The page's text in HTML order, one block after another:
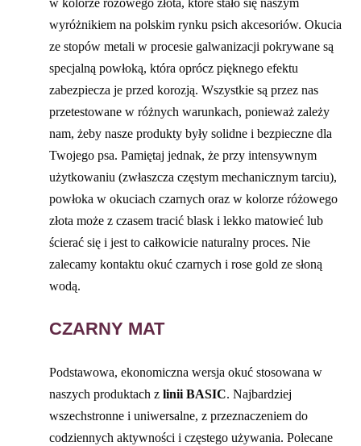
w kolorze różowego złota, które stało się naszym
wyróżnikiem na polskim rynku psich akcesoriów. Okucia
ze stopów metali w procesie galwanizacji pokrywane są
specjalną powłoką, która oprócz pięknego efektu
zabezpiecza je przed korozją. Wszystkie są przez nas
przetestowane w różnych warunkach, ponieważ zależy
nam, żeby nasze produkty były solidne i bezpieczne dla
Twojego psa. Pamiętaj jednak, że przy intensywnym
użytkowaniu (zwłaszcza częstym mechanicznym tarciu),
powłoka w okuciach czarnych oraz w kolorze różowego
złota może z czasem tracić blask i lekko matowieć lub
ścierać się i jest to całkowicie naturalny proces. Nie
zalecamy kontaktu okuć czarnych i rose gold ze słoną
wodą.
CZARNY MAT
Podstawowa, ekonomiczna wersja okuć stosowana w
naszych produktach zlinii BASIC. Najbardziej
wszechstronne i uniwersalne, z przeznaczeniem do
codziennych aktywności i częstego używania. Polecane